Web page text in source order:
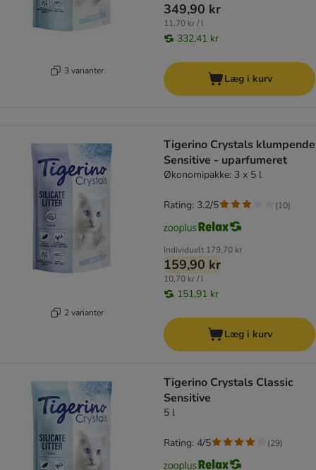
3 varianter
349,90 kr
11,70 kr / l
332,41 kr
Læg i kurv
2 varianter
Tigerino Crystals klumpende
Sensitive - uparfumeret
Økonomipakke: 3 x 5 l
Individuelt 179,70 kr
159,90 kr
10,70 kr / l
151,91 kr
Rating: 3.2/5 (10)
Læg i kurv
Tigerino Crystals Classic
Sensitive
5 l
Rating: 4/5 (29)